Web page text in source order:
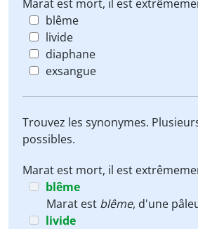
Marat est mort, il est
blême
livide
diaphane
exsangue
Trouvez les synonymes.
possibles.
Marat est mort, il est
blême
Marat est blême, d'une
livide